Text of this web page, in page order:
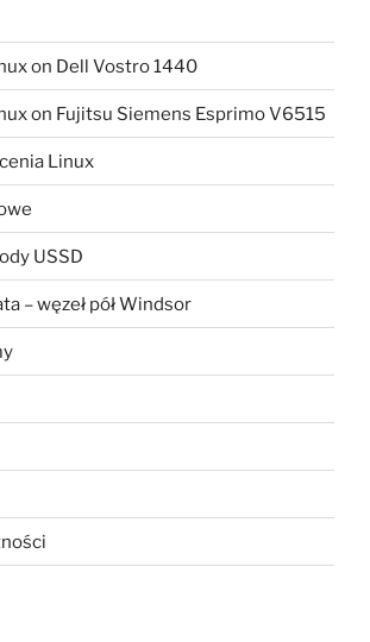
on Dell Vostro 1440
on Fujitsu Siemens Esprimo V6515
Linux
USSD
– węzeł pół Windsor